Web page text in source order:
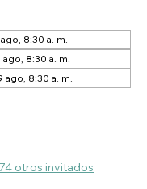
8:30 a. m.
ago, 8:30 a. m.
ago, 8:30 a. m.
otros invitados